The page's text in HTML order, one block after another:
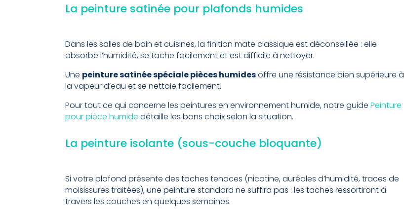
La peinture satinée pour plafonds humides
Dans les salles de bain et cuisines, la finition mate classique est déconseillée : elle
absorbe l’humidité, se tache facilement et est difficile à nettoyer.
Une peinture satinée spéciale pièces humidesoffre une résistance bien supérieure à
la vapeur d’eau et se nettoie facilement.
Pour tout ce qui concerne les peintures en environnement humide, notre guidePeinture
pour pièce humide détaille les bons choix selon la situation.
La peinture isolante (sous-couche bloquante)
Si votre plafond présente des taches tenaces (nicotine, auréoles d’humidité, traces de
moisissures traitées), une peinture standard ne suffira pas : les taches ressortiront à
travers les couches en quelques semaines.